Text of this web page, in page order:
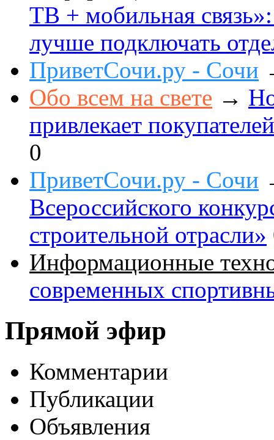
ТВ + мобильная
лучше подключать
ПриветСочи.ру - Сочи
Обо всем на свете →
привлекает
0
ПриветСочи.ру - Сочи
Всероссийского
строительной отрасли»
Информационные
современных
Прямой эфир
Комментарии
Публикации
Объявления